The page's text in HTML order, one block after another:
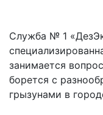
Служба № 1
занимается
борется с
грызунами в